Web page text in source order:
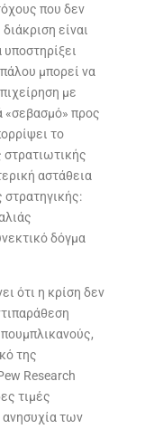
που δεν
είναι
μπορεί να
με
«σεβασμό» προς
το
στρατιωτικής
αστάθεια
δόγμα
ότι η κρίση δεν
της
Research
τιμές
ανησυχία των